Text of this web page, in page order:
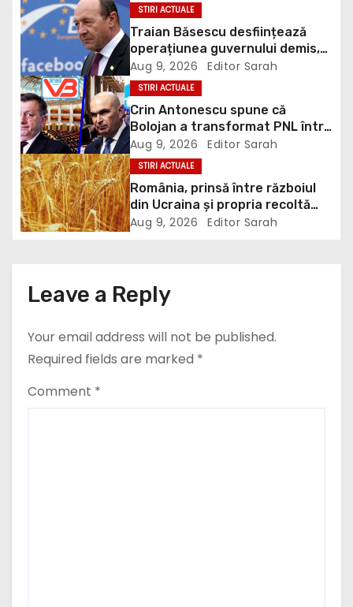
a
i
g
a
t
i
n
STIRI ACTUALE
Traian Băsescu desființează
operațiunea guvernului demis,
Bolojan, de scufundare a
barjelor în Dunăre: „Este o
improvizație”
Aug 9, 2026 Editor Sarah
STIRI ACTUALE
Crin Antonescu spune că
Bolojan a transformat PNL într-
un satelit USR, asemănător
fostului club de fotbal Dinamo
Victoria, care a aparținut Miliției
Aug 9, 2026 Editor Sarah
STIRI ACTUALE
România, prinsă între războiul
din Ucraina și propria recoltă
record: Rusia lovește porturile
Aug 9, 2026 Editor Sarah
Leave a Reply
Your email address will not be published.
Required fields are marked *
Comment *